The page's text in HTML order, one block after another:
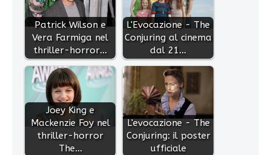
Patrick Wilson e
Vera Farmiga nel
thriller-horror…
L'Evocazione - The
Conjuring al cinema
dal 21…
Joey King e
Mackenzie Foy nel
thriller-horror
The…
L'evocazione - The
Conjuring: il poster
ufficiale